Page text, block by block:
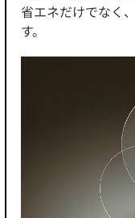
省エネだけでなく
す。